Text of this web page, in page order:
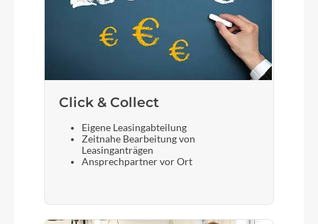
Click & Collect
Eigene Leasingabteilung
Zeitnahe Bearbeitung von
Leasinganträgen
Ansprechpartner vor Ort